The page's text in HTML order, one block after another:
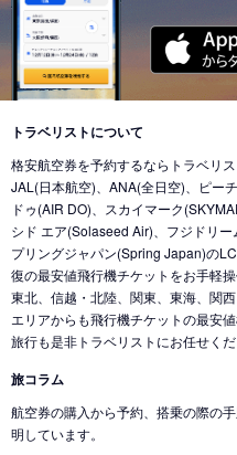
トラベリストについて
格安航空券を予約するならトラベリ
JAL(日本航空)、ANA(全日空)、ピー
ドゥ(AIR DO)、スカイマーク
シド エア(Solaseed Air)、フジドリ
プリングジャパン(Spring Japan)の
復の最安値飛行機チケットをお手軽
東北、信越・北陸、関東、東海、関
エリアからも飛行機チケットの最安
旅行も是非トラベリストにお任せくだ
旅コラム
航空券の購入から予約、搭乗の際の
明しています。